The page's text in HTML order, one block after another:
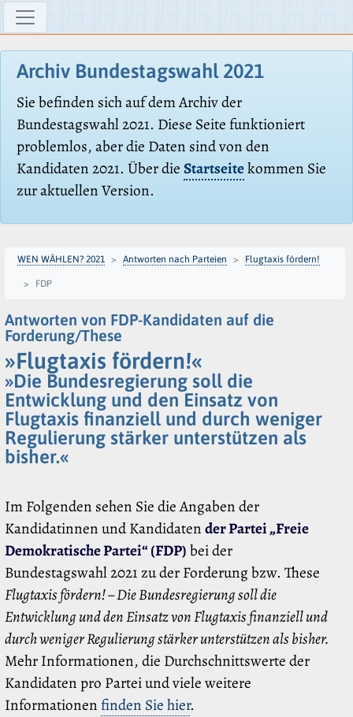
Archiv Bundestagswahl 2021
Sie befinden sich auf dem Archiv der
Bundestagswahl 2021. Diese Seite funktioniert
problemlos, aber die Daten sind von den
Kandidaten 2021. Über dieStartseitekommen Sie
zur aktuellen Version.
WEN WÄHLEN? 2021 Antworten nach Parteien Flugtaxis fördern!
FDP
Antworten von FDP-Kandidaten auf die
Forderung/These
»Flugtaxis fördern!«
»Die Bundesregierung soll die
Entwicklung und den Einsatz von
Flugtaxis finanziell und durch weniger
Regulierung stärker unterstützen als
bisher.«
Im Folgenden sehen Sie die Angaben der
Kandidatinnen und Kandidatender Partei „Freie
Demokratische Partei“ (FDP)bei der
Bundestagswahl 2021 zu der Forderung bzw. These
Flugtaxis fördern! – Die Bundesregierung soll die
Entwicklung und den Einsatz von Flugtaxis finanziell und
durch weniger Regulierung stärker unterstützen als bisher.
Mehr Informationen, die Durchschnittswerte der
Kandidaten pro Partei und viele weitere
Informationen finden Sie hier.